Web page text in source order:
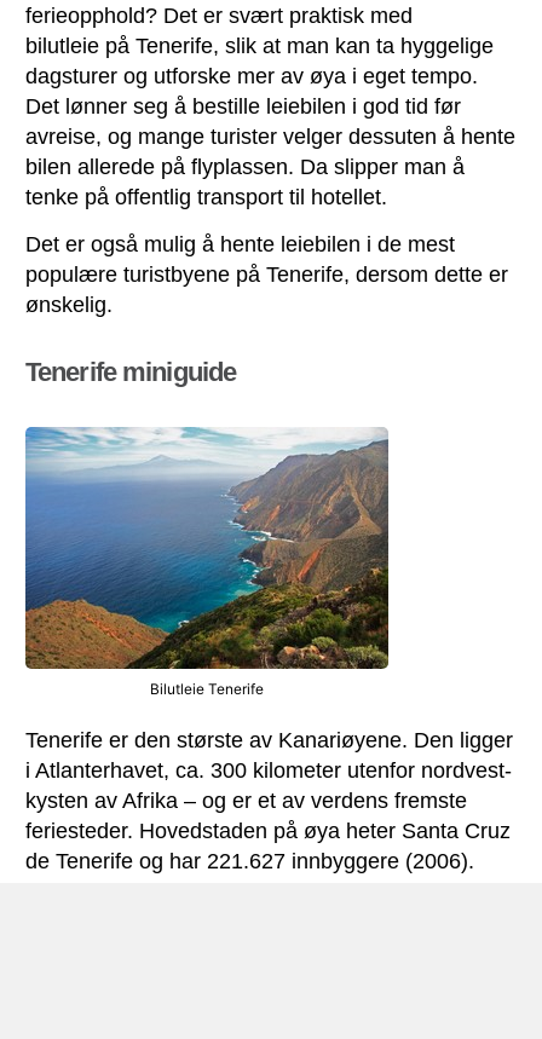
ferieopphold? Det er svært praktisk med
bilutleie på Tenerife, slik at man kan ta hyggelige
dagsturer og utforske mer av øya i eget tempo.
Det lønner seg å bestille leiebilen i god tid før
avreise, og mange turister velger dessuten å hente
bilen allerede på flyplassen. Da slipper man å
tenke på offentlig transport til hotellet.
Det er også mulig å hente leiebilen i de mest
populære turistbyene på Tenerife, dersom dette er
ønskelig.
Tenerife miniguide
Bilutleie Tenerife
Tenerife er den største av Kanariøyene. Den ligger
i Atlanterhavet, ca. 300 kilometer utenfor nordvest-
kysten av Afrika – og er et av verdens fremste
feriesteder. Hovedstaden på øya heter Santa Cruz
de Tenerife og har 221.627 innbyggere (2006).